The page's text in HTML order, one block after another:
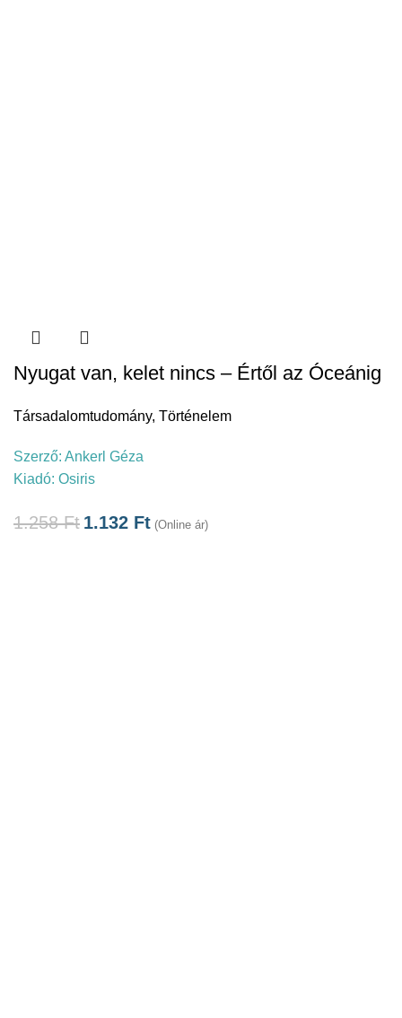
Nyugat van, kelet nincs – Értől az Óceánig
Társadalomtudomány, Történelem
Szerző: Ankerl Géza
Kiadó: Osiris
1.258Ft 1.132 Ft (Online ár)